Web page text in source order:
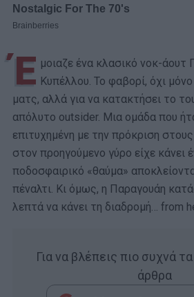
Έ μοιαζε ένα κλασικό νοκ-άουτ
Κυπέλλου. Το φαβορί, όχι
ματς, αλλά για να κατακτήσει το
απόλυτο outsider. Μια ομάδα που
επιτυχημένη με την πρόκριση
στον προηγούμενο γύρο είχε κάνει
ποδοσφαιρικό «θαύμα»
πέναλτι. Κι όμως, η Παραγουάη
λεπτά να κάνει τη διαδρομή… from
Για να βλέπεις πιο συχνά
άρθρα